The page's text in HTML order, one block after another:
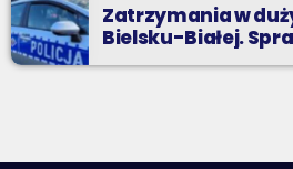
Zatrzymania w
Bielsku-Białej.